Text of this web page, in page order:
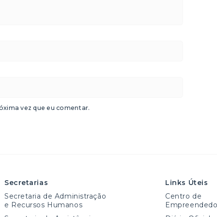
vez que eu comentar.
Secretarias
Secretaria de Administração
e Recursos Humanos
Links Úteis
Centro de